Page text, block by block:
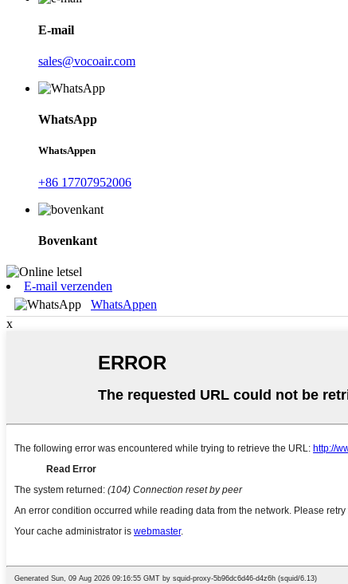
E-mail
sales@vocoair.com
WhatsApp
WhatsAppen
+86 17707952006
Bovenkant
E-mail verzenden
WhatsAppen
x